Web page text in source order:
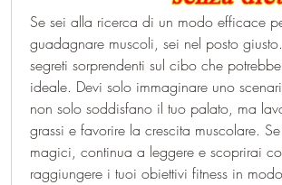
Se sei alla ricerca di un modo efficace
guadagnare muscoli, sei nel posto
segreti sorprendenti sul cibo che
ideale. Devi solo immaginare uno
non solo soddisfano il tuo palato, ma
grassi e favorire la crescita muscolare.
magici, continua a leggere e scoprirai
raggiungere i tuoi obiettivi fitness in